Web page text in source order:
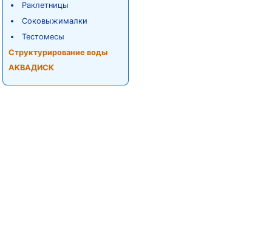
Раклетницы
Соковыжималки
Тестомесы
Структурирование воды
АКВАДИСК